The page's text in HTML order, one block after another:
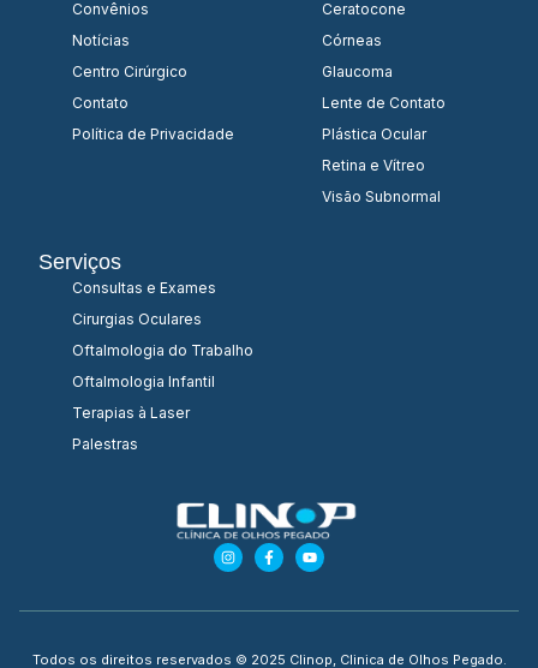
Convênios
Notícias
Centro Cirúrgico
Contato
Política de Privacidade
Ceratocone
Córneas
Glaucoma
Lente de Contato
Plástica Ocular
Retina e Vítreo
Visão Subnormal
Serviços
Consultas e Exames
Cirurgias Oculares
Oftalmologia do Trabalho
Oftalmologia Infantil
Terapias à Laser
Palestras
Todos os direitos reservados © 2025 Clinop, Clinica de Olhos Pegado.